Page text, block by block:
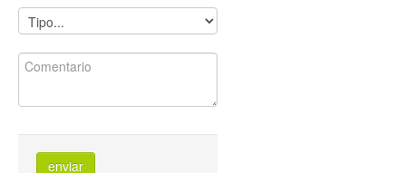
enviar